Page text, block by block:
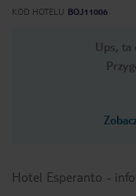
KOD HOTELU BOJ11006
Ups, ta
Hotel Esperanto -